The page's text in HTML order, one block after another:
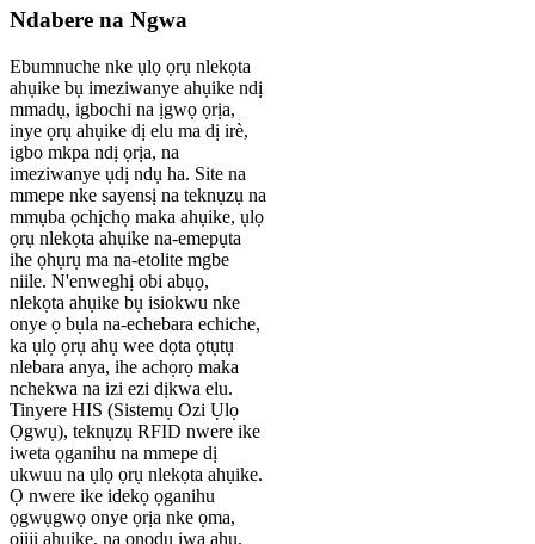
Ndabere na Ngwa
Ebumnuche nke ụlọ ọrụ nlekọta
ahụike bụ imeziwanye ahụike ndị
mmadụ, igbochi na ịgwọ ọrịa,
inye ọrụ ahụike dị elu ma dị irè,
igbo mkpa ndị ọrịa, na
imeziwanye ụdị ndụ ha. Site na
mmepe nke sayensị na teknụzụ na
mmụba ọchịchọ maka ahụike, ụlọ
ọrụ nlekọta ahụike na-emepụta
ihe ọhụrụ ma na-etolite mgbe
niile. N'enweghị obi abụọ,
nlekọta ahụike bụ isiokwu nke
onye ọ bụla na-echebara echiche,
ka ụlọ ọrụ ahụ wee dọta ọtụtụ
nlebara anya, ihe achọrọ maka
nchekwa na izi ezi dịkwa elu.
Tinyere HIS (Sistemụ Ozi Ụlọ
Ọgwụ), teknụzụ RFID nwere ike
iweta ọganihu na mmepe dị
ukwuu na ụlọ ọrụ nlekọta ahụike.
Ọ nwere ike idekọ ọganihu
ọgwụgwọ onye ọrịa nke ọma,
ojiji ahụike, na ọnọdụ ịwa ahụ,